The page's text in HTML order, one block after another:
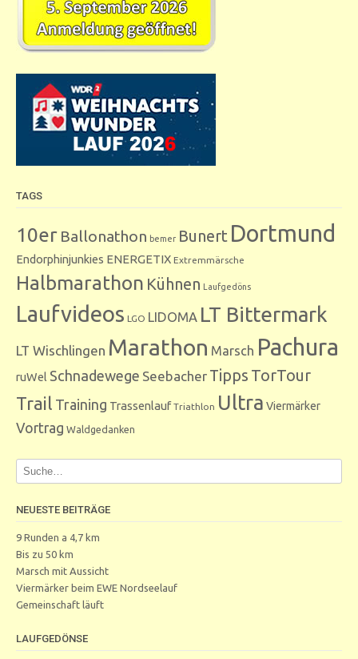
TAGS
10er Ballonathon bemer Bunert Dortmund
Endorphinjunkies ENERGETIX Extremmärsche
Halbmarathon Kühnen Laufgedöns
Laufvideos LGO LIDOMA LT Bittermark
LT Wischlingen Marathon Marsch Pachura
ruWel Schnadewege Seebacher Tipps TorTour
Trail Training Trassenlauf Triathlon Ultra Viermärker
Vortrag Waldgedanken
NEUESTE BEITRÄGE
9 Runden a 4,7 km
Bis zu 50 km
Marsch mit Aussicht
Viermärker beim EWE Nordseelauf
Gemeinschaft läuft
LAUFGEDÖNSE